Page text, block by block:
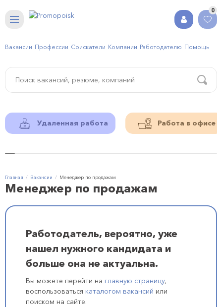
0
Вакансии Профессии Соискатели Компании Работодателю Помощь
Удаленная работа Работа в офисе
Главная Вакансии Менеджер по продажам
Менеджер по продажам
Работодатель, вероятно, уже
нашел нужного кандидата и
больше она не актуальна.
Вы можете перейти на главную страницу,
воспользоваться каталогом вакансий или
поиском на сайте.